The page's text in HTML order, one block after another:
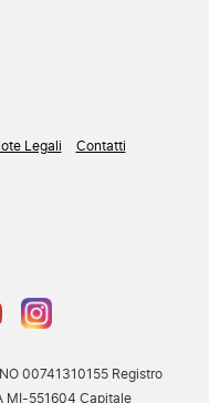
Legali Contatti
00741310155 Registro
MI-551604 Capitale